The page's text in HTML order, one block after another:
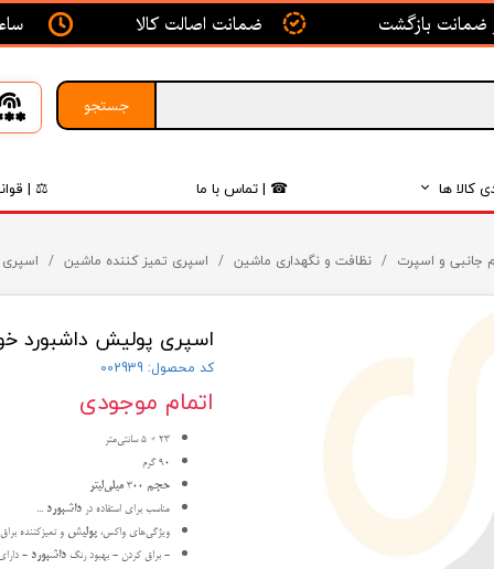
جستجو
کالا ها
قدرت
☎ | تماس با ما ⚖ |
ضمانت اصالت کالا
جانبی و اسپرت نظافت و نگهداری ماشین اسپری تمیز کننده ماشین اسپری
اسپری پولیش داشبورد خودرو
کد محصول: 002939
اتمام موجودی
۲۳ × ۵ سانتی‌متر
۹۰ گرم
حجم
میلی‌لیتر
مناسب برای استفاده در داشبورد ...
ویژگی‌های واکس، پولیش و تمیزکننده
- براق کردن - بهبود رنگ داشبورد -